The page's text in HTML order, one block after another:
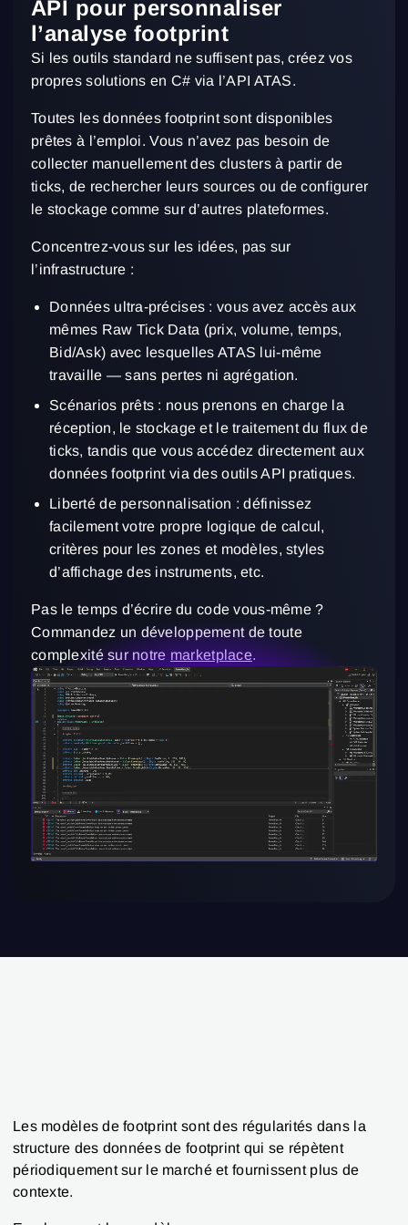
API pour personnaliser
l’analyse footprint
Si les outils standard ne suffisent pas, créez vos
propres solutions en C# via l’API ATAS.
Toutes les données footprint sont disponibles
prêtes à l’emploi. Vous n’avez pas besoin de
collecter manuellement des clusters à partir de
ticks, de rechercher leurs sources ou de configurer
le stockage comme sur d’autres plateformes.
Concentrez-vous sur les idées, pas sur
l’infrastructure :
Données ultra-précises : vous avez accès aux
mêmes Raw Tick Data (prix, volume, temps,
Bid/Ask) avec lesquelles ATAS lui-même
travaille — sans pertes ni agrégation.
Scénarios prêts : nous prenons en charge la
réception, le stockage et le traitement du flux de
ticks, tandis que vous accédez directement aux
données footprint via des outils API pratiques.
Liberté de personnalisation : définissez
facilement votre propre logique de calcul,
critères pour les zones et modèles, styles
d’affichage des instruments, etc.
Pas le temps d’écrire du code vous-même ?
Commandez un développement de toute
complexité sur notre marketplace.
Les modèles de footprint sont des régularités dans la
structure des données de footprint qui se répètent
périodiquement sur le marché et fournissent plus de
contexte.
Se connecter
Pas de compte ? S’inscrire
Réinitialiser le mot de passe
S’inscrire
Tu as déjà un compte ?Connexion